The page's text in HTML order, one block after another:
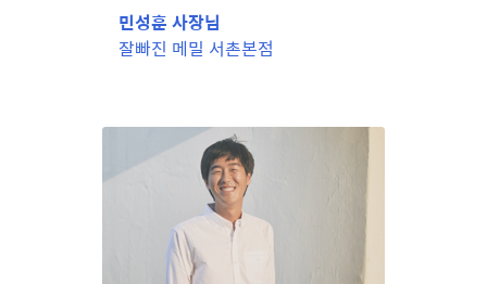
민성훈 사장님
잘빠진 메밀 서촌본점